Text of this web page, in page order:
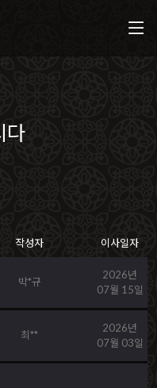
다
작성자 이사일자
박*규
2026년
07월 15일
최**
2026년
07월 03일